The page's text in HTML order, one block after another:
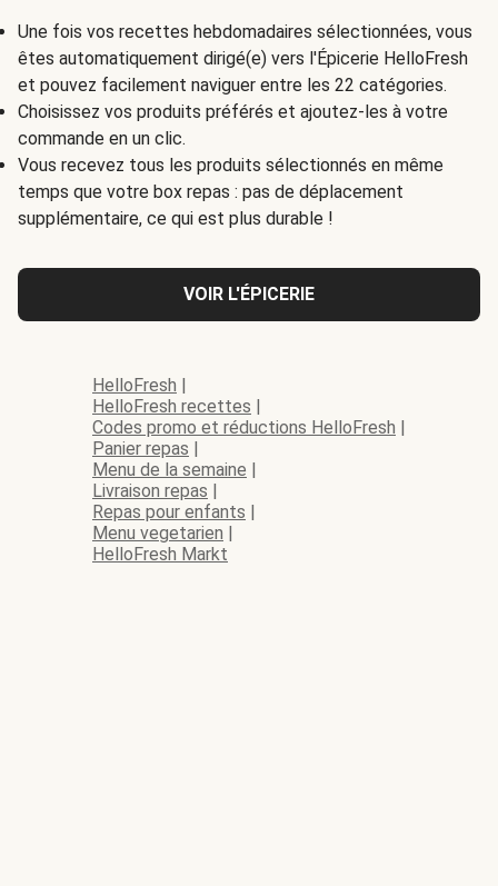
Une fois vos recettes hebdomadaires sélectionnées, vous
êtes automatiquement dirigé(e) vers l'Épicerie HelloFresh
et pouvez facilement naviguer entre les 22 catégories.
Choisissez vos produits préférés et ajoutez-les à votre
commande en un clic.
Vous recevez tous les produits sélectionnés en même
temps que votre box repas : pas de déplacement
supplémentaire, ce qui est plus durable !
VOIR L'ÉPICERIE
HelloFresh
HelloFresh recettes
Codes promo et réductions HelloFresh
Panier repas
Menu de la semaine
Livraison repas
Repas pour enfants
Menu vegetarien
HelloFresh Markt